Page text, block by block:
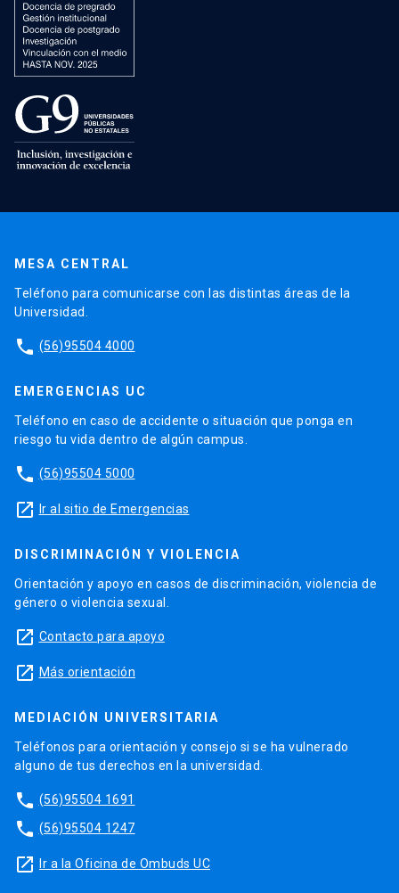
MESA CENTRAL
Teléfono para comunicarse con las distintas áreas de la
Universidad.
phone (56)95504 4000
EMERGENCIAS UC
Teléfono en caso de accidente o situación que ponga en
riesgo tu vida dentro de algún campus.
phone (56)95504 5000
launch Ir al sitio de Emergencias
DISCRIMINACIÓN Y VIOLENCIA
Orientación y apoyo en casos de discriminación, violencia de
género o violencia sexual.
launch Contacto para apoyo
launch Más orientación
MEDIACIÓN UNIVERSITARIA
Teléfonos para orientación y consejo si se ha vulnerado
alguno de tus derechos en la universidad.
phone (56)95504 1691
phone (56)95504 1247
launch Ir a la Oficina de Ombuds UC